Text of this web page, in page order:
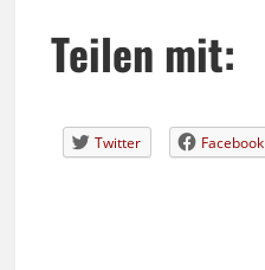
Teilen mit:
Twitter Facebook